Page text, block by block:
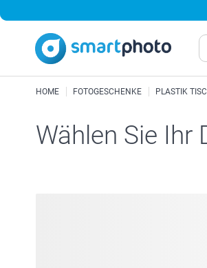
HOME FOTOGESCHENKE PLASTIK
Wählen Sie Ihr